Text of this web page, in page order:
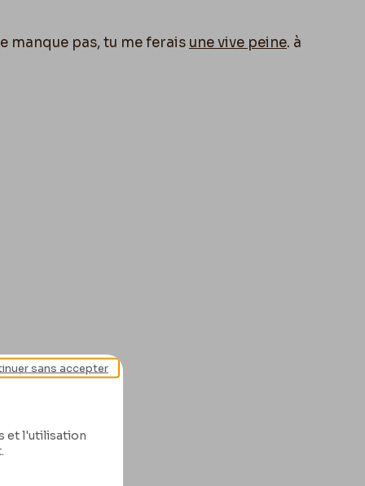
manque pas, tu me ferais une vive peine. à
et l'utilisation
sans accepter